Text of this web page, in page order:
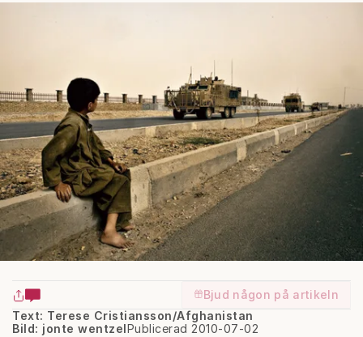
Bjud någon på artikeln
Text: Terese Cristiansson/Afghanistan
Publicerad 2010-07-02
Bild: jonte wentzel